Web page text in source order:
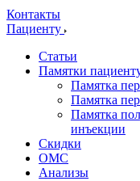
Контакты
Пациенту
Статьи
Памятки
Памятка
Памятка
Памятка
инъекции
Скидки
ОМС
Анализы